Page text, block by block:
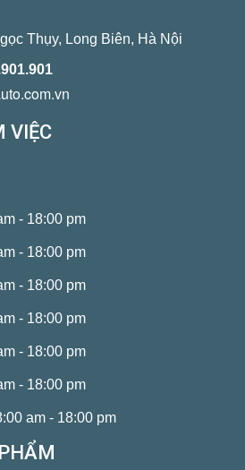
Thụy, Long Biên, Hà Nội
VIỆC
- 18:00 pm
- 18:00 pm
- 18:00 pm
- 18:00 pm
- 18:00 pm
- 18:00 pm
am - 18:00 pm